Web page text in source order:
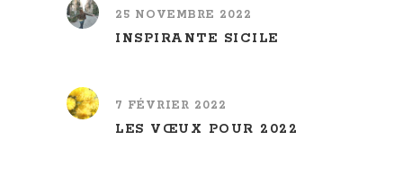
25 NOVEMBRE 2022
INSPIRANTE SICILE
7 FÉVRIER 2022
LES VŒUX POUR 2022